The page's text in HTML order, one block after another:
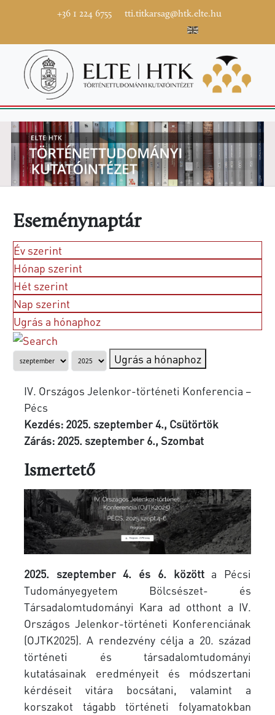
+36 1 224 6755 tti.titkarsag@htk.elte.hu
Eseménynaptár
Év szerint
Hónap szerint
Hét szerint
Nap szerint
Ugrás a hónaphoz
Ugrás a hónaphoz
IV. Országos Jelenkor-történeti Konferencia –
Pécs
Kezdés: 2025. szeptember 4., Csütörtök
Zárás: 2025. szeptember 6., Szombat
Ismertető
2025. szeptember 4. és 6. közötta Pécsi
Tudományegyetem Bölcsészet- és
Társadalomtudományi Kara ad otthont a IV.
Országos Jelenkor-történeti Konferenciának
(OJTK2025). A rendezvény célja a 20. század
történeti és társadalomtudományi
kutatásainak eredményeit és módszertani
kérdéseit vitára bocsátani, valamint a
korszakot tágabb történeti folyamatokban